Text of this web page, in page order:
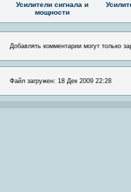
Усилители сигнала и
мощности
Добавлять комментарии могут только
Файл загружен: 18 Дек 2009 22:28